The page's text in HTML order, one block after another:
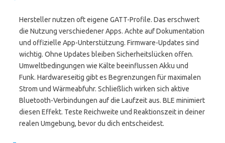
Hersteller nutzen oft eigene GATT-Profile. Das erschwert
die Nutzung verschiedener Apps. Achte auf Dokumentation
und offizielle App-Unterstützung. Firmware-Updates sind
wichtig. Ohne Updates bleiben Sicherheitslücken offen.
Umweltbedingungen wie Kälte beeinflussen Akku und
Funk. Hardwareseitig gibt es Begrenzungen für maximalen
Strom und Wärmeabfuhr. Schließlich wirken sich aktive
Bluetooth-Verbindungen auf die Laufzeit aus. BLE minimiert
diesen Effekt. Teste Reichweite und Reaktionszeit in deiner
realen Umgebung, bevor du dich entscheidest.